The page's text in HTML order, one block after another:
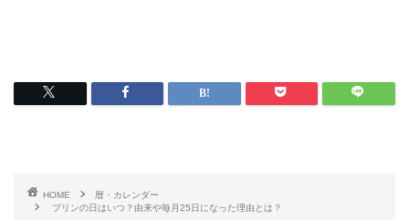
HOME
暦・カレンダー
プリンの日はいつ？由来や毎月25日になった理由とは？